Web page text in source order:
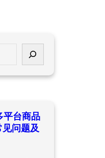
平台商品
问题及